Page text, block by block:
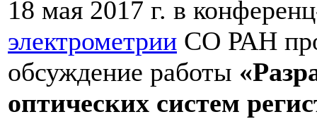
18 мая 2017 г. в
электрометрии СО РАН
обсуждение работы
оптических систем